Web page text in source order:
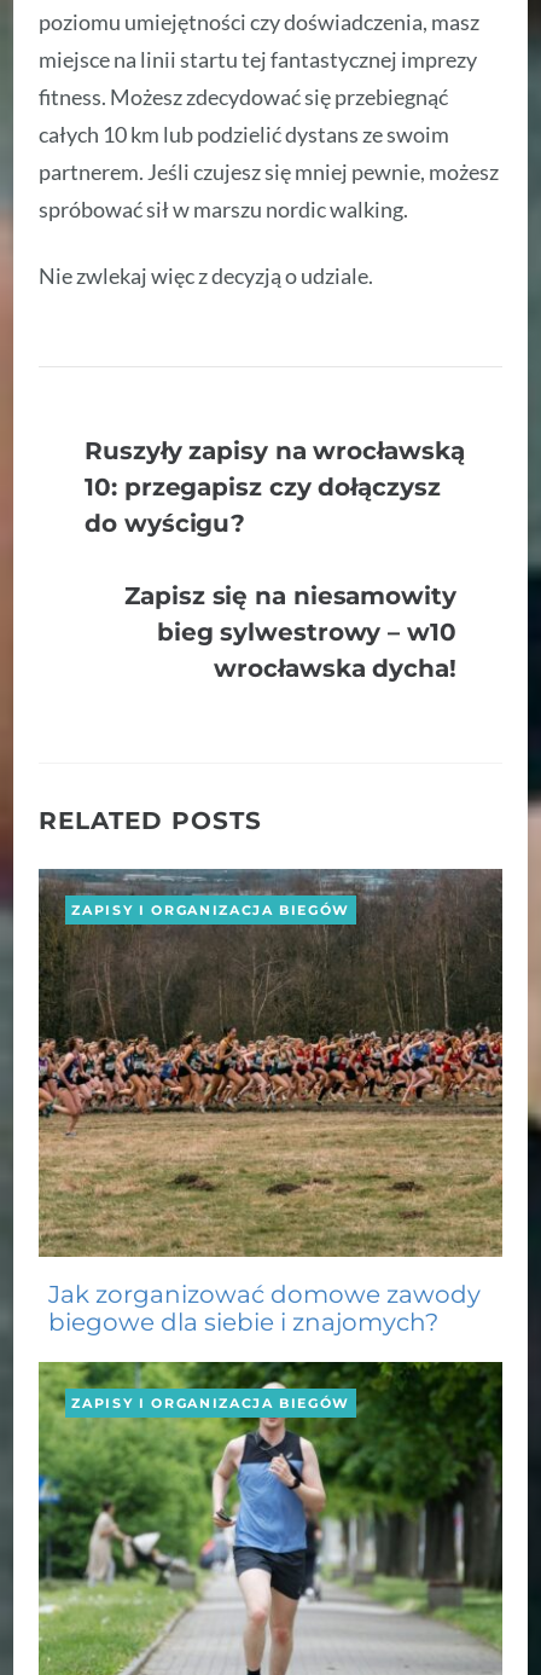
poziomu umiejętności czy doświadczenia, masz
miejsce na linii startu tej fantastycznej imprezy
fitness. Możesz zdecydować się przebiegnąć
całych 10 km lub podzielić dystans ze swoim
partnerem. Jeśli czujesz się mniej pewnie, możesz
spróbować sił w marszu nordic walking.
Nie zwlekaj więc z decyzją o udziale.
Ruszyły zapisy na wrocławską
10: przegapisz czy dołączysz
do wyścigu?
Zapisz się na niesamowity
bieg sylwestrowy – w10
wrocławska dycha!
RELATED POSTS
ZAPISY I ORGANIZACJA BIEGÓW
Jak zorganizować domowe zawody
biegowe dla siebie i znajomych?
ZAPISY I ORGANIZACJA BIEGÓW